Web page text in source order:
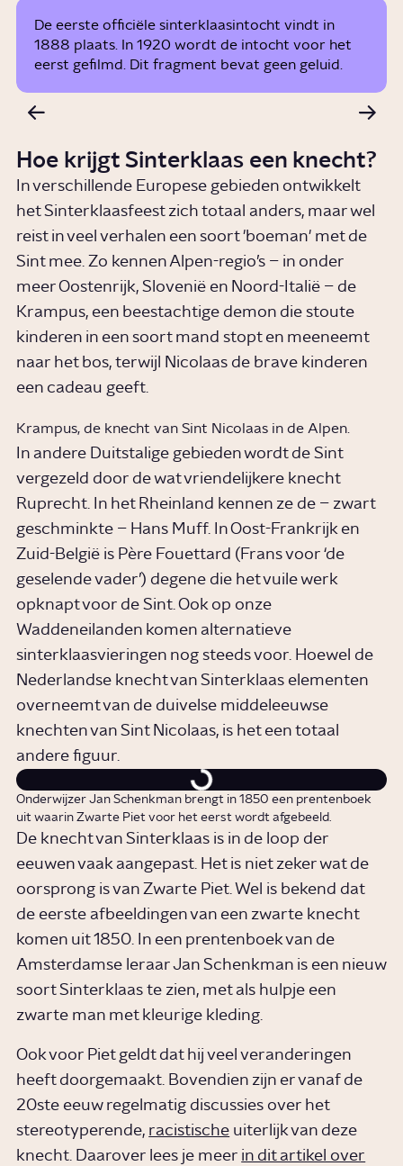
De eerste officiële sinterklaasintocht vindt in
1888 plaats. In 1920 wordt de intocht voor het
eerst gefilmd. Dit fragment bevat geen geluid.
Hoe krijgt Sinterklaas een knecht?
In verschillende Europese gebieden ontwikkelt
het Sinterklaasfeest zich totaal anders, maar wel
reist in veel verhalen een soort 'boeman' met de
Sint mee. Zo kennen Alpen-regio’s – in onder
meer Oostenrijk, Slovenië en Noord-Italië – de
Krampus, een beestachtige demon die stoute
kinderen in een soort mand stopt en meeneemt
naar het bos, terwijl Nicolaas de brave kinderen
een cadeau geeft.
Krampus, de knecht van Sint Nicolaas in de Alpen.
In andere Duitstalige gebieden wordt de Sint
vergezeld door de wat vriendelijkere knecht
Ruprecht. In het Rheinland kennen ze de – zwart
geschminkte – Hans Muff. In Oost-Frankrijk en
Zuid-België is Père Fouettard (Frans voor ‘de
geselende vader’) degene die het vuile werk
opknapt voor de Sint. Ook op onze
Waddeneilanden komen alternatieve
sinterklaasvieringen nog steeds voor. Hoewel de
Nederlandse knecht van Sinterklaas elementen
overneemt van de duivelse middeleeuwse
knechten van Sint Nicolaas, is het een totaal
andere figuur.
Onderwijzer Jan Schenkman brengt in 1850 een prentenboek
uit waarin Zwarte Piet voor het eerst wordt afgebeeld.
De knecht van Sinterklaas is in de loop der
eeuwen vaak aangepast. Het is niet zeker wat de
oorsprong is van Zwarte Piet. Wel is bekend dat
de eerste afbeeldingen van een zwarte knecht
komen uit 1850. In een prentenboek van de
Amsterdamse leraar Jan Schenkman is een nieuw
soort Sinterklaas te zien, met als hulpje een
zwarte man met kleurige kleding.
Ook voor Piet geldt dat hij veel veranderingen
heeft doorgemaakt. Bovendien zijn er vanaf de
20ste eeuw regelmatig discussies over het
stereotyperende, racistische uiterlijk van deze
knecht. Daarover lees je meer in dit artikel over